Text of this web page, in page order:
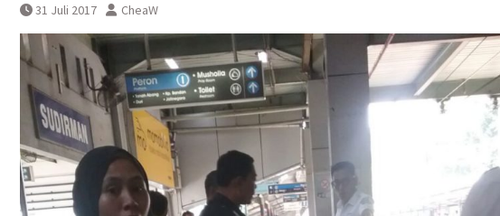
Bandara YIA Yogyakarta
31 Juli 2017 CheaW